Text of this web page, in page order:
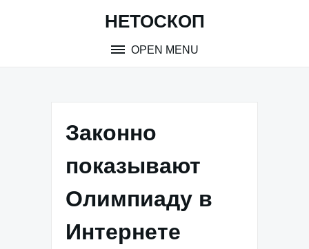
НЕТОСКОП
OPEN MENU
Законно
показывают
Олимпиаду в
Интернете